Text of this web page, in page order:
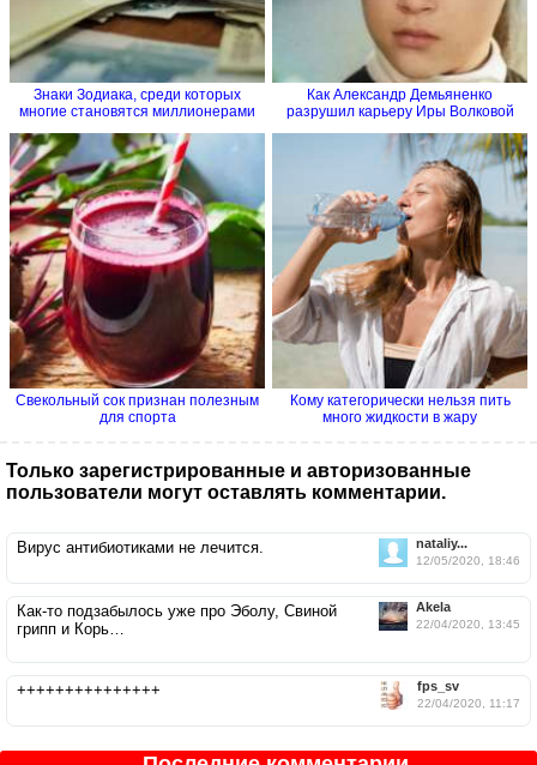
Знаки Зодиака, среди которых
многие становятся миллионерами
Как Александр Демьяненко
разрушил карьеру Иры Волковой
Свекольный сок признан полезным
для спорта
Кому категорически нельзя пить
много жидкости в жару
Только зарегистрированные и авторизованные
пользователи могут оставлять комментарии.
nataliy...
12/05/2020, 18:46
Вирус антибиотиками не лечится.
Akela
22/04/2020, 13:45
Как-то подзабылось уже про Эболу, Свиной
грипп и Корь…
fps_sv
22/04/2020, 11:17
+++++++++++++++